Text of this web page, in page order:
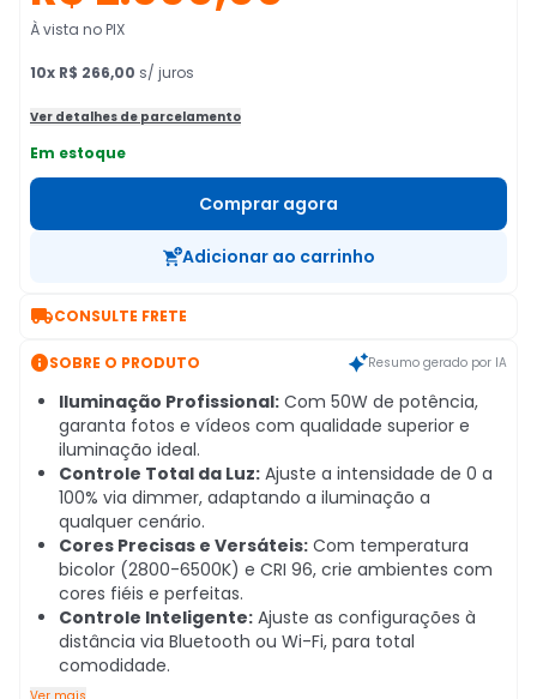
À vista no PIX
10x R$ 266,00 s/ juros
Ver detalhes de parcelamento
Em estoque
Comprar agora
Adicionar ao carrinho
CONSULTE FRETE
SOBRE O PRODUTO Resumo gerado por IA
Iluminação Profissional: Com 50W de potência,
garanta fotos e vídeos com qualidade superior e
iluminação ideal.
Controle Total da Luz: Ajuste a intensidade de 0 a
100% via dimmer, adaptando a iluminação a
qualquer cenário.
Cores Precisas e Versáteis: Com temperatura
bicolor (2800-6500K) e CRI 96, crie ambientes com
cores fiéis e perfeitas.
Controle Inteligente: Ajuste as configurações à
distância via Bluetooth ou Wi-Fi, para total
comodidade.